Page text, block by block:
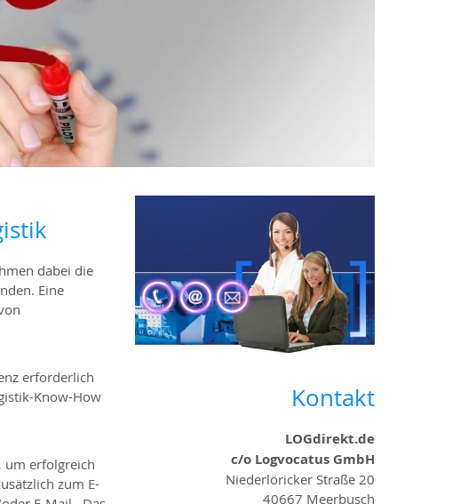
dabei die
Eine
erforderlich
Know-How
um erfolgreich
zum E-
Kontakt
LOGdirekt.de
c/o Logvocatus GmbH
Niederlöricker Straße 20
40667 Meerbusch